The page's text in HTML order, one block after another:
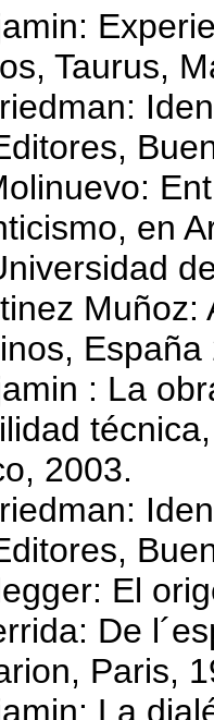
Taurus,
en
Muñoz:
España
: La
2003.
El
De
Paris,
La